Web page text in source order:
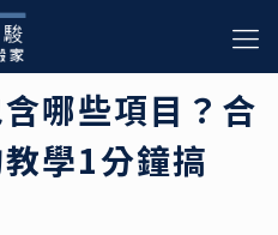
哪些項目？合
學1分鐘搞